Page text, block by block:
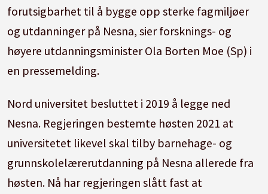
forutsigbarhet til å bygge opp sterke fagmiljøer
og utdanninger på Nesna, sier forsknings- og
høyere utdanningsminister Ola Borten Moe (Sp) i
en pressemelding.
Nord universitet besluttet i 2019 å legge ned
Nesna. Regjeringen bestemte høsten 2021 at
universitetet likevel skal tilby barnehage- og
grunnskolelærerutdanning på Nesna allerede fra
høsten. Nå har regjeringen slått fast at